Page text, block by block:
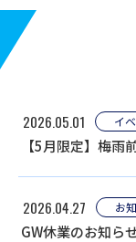
2026.05.01 イ
【5月限定】梅雨
2026.04.27 お
GW休業のお知ら